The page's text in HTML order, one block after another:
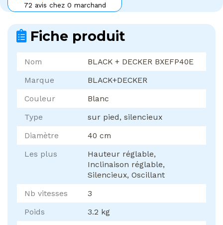
72 avis chez 0 marchand
Fiche produit
Nom
BLACK + DECKER BXEFP40E
Marque
BLACK+DECKER
Couleur
Blanc
Type
sur pied, silencieux
Diamètre
40 cm
Les plus
Hauteur réglable,
Inclinaison réglable,
Silencieux, Oscillant
Nb vitesses
3
Poids
3.2 kg